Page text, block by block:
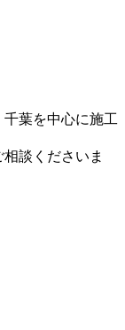
葉を中心に施工
談くださいま